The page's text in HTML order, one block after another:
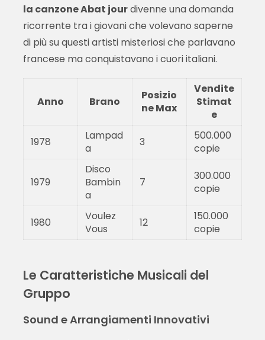
la canzone Abat jourdivenne una domanda
ricorrente tra i giovani che volevano saperne
di più su questi artisti misteriosi che parlavano
francese ma conquistavano i cuori italiani.
Anno Brano
Posizio
ne Max
Vendite
Stimat
e
1978
Lampad
a
3
500.000
copie
1979
Disco
Bambin
a
7
300.000
copie
1980
Voulez
Vous
12
150.000
copie
Le Caratteristiche Musicali del
Gruppo
Sound e Arrangiamenti Innovativi